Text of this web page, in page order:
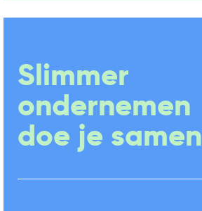
Slimmer
ondernemen
doe je samen